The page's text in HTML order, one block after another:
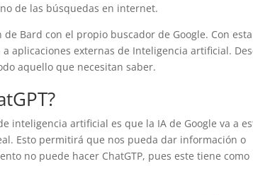
de las búsquedas en internet.
Bard con el propio buscador de Google. Con esta
aplicaciones externas de Inteligencia artificial.
aquello que necesitan saber.
inteligencia artificial es que la IA de Google va a
Esto permitirá que nos pueda dar información o
no puede hacer ChatGTP, pues este tiene como